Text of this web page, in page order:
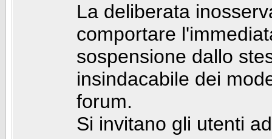
La deliberata
comportare
sospensione dallo
insindacabile dei
forum.
Si invitano gli utenti